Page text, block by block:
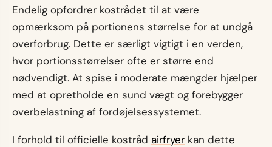
Endelig opfordrer kostrådet til at være
opmærksom på portionens størrelse for at undgå
overforbrug. Dette er særligt vigtigt i en verden,
hvor portionsstørrelser ofte er større end
nødvendigt. At spise i moderate mængder hjælper
med at opretholde en sund vægt og forebygger
overbelastning af fordøjelsessystemet.
I forhold til officielle kostråd airfryer kan dette